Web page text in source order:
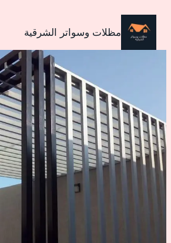
تخطى
المحتوى
مظلات وسواتر الشرقية